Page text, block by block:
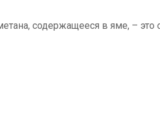
содержащееся в яме, –